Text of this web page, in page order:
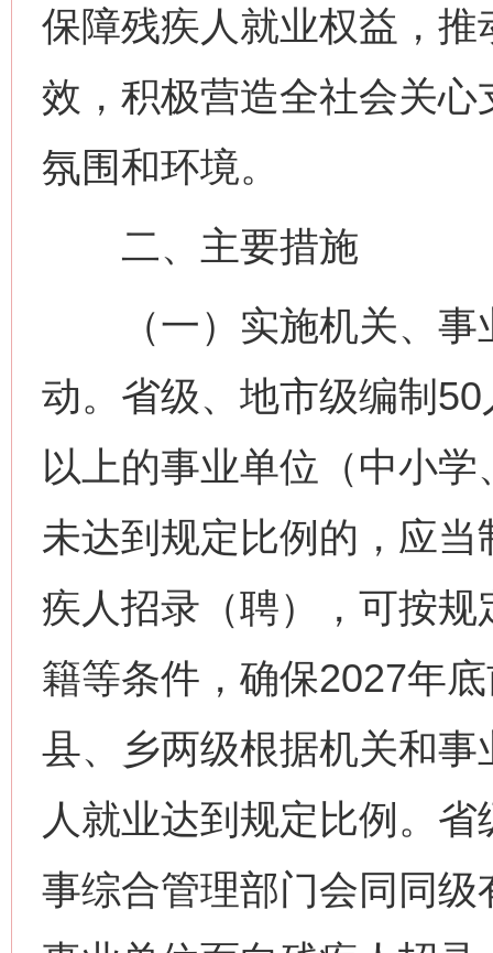
保障残疾人就业权益，
效，积极营造全社会关
氛围和环境。
二、主要措施
（一）实施机关、事
动。省级、地市级编制
以上的事业单位（中小
未达到规定比例的，应
疾人招录（聘），可按
籍等条件，确保2027年
县、乡两级根据机关和
人就业达到规定比例。
事综合管理部门会同同